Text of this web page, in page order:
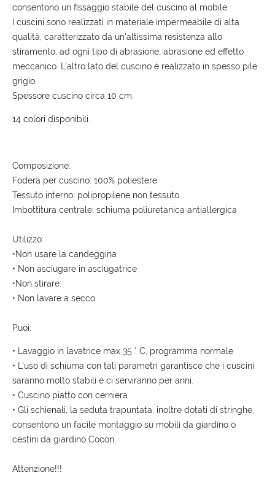
consentono un fissaggio stabile del cuscino al mobile.
I cuscini sono realizzati in materiale impermeabile di alta
qualità, caratterizzato da un'altissima resistenza allo
stiramento, ad ogni tipo di abrasione, abrasione ed effetto
meccanico. L'altro lato del cuscino è realizzato in spesso pile
grigio.
Spessore cuscino circa 10 cm.
14 colori disponibili.
Composizione:
Fodera per cuscino: 100% poliestere
Tessuto interno: polipropilene non tessuto
Imbottitura centrale: schiuma poliuretanica antiallergica
Utilizzo:
•Non usare la candeggina
• Non asciugare in asciugatrice
•Non stirare.
• Non lavare a secco
Puoi:
• Lavaggio in lavatrice max 35 ° C, programma normale
• L'uso di schiuma con tali parametri garantisce che i cuscini
saranno molto stabili e ci serviranno per anni.
• Cuscino piatto con cerniera
• Gli schienali, la seduta trapuntata, inoltre dotati di stringhe,
consentono un facile montaggio su mobili da giardino o
cestini da giardino Cocon.
Attenzione!!!